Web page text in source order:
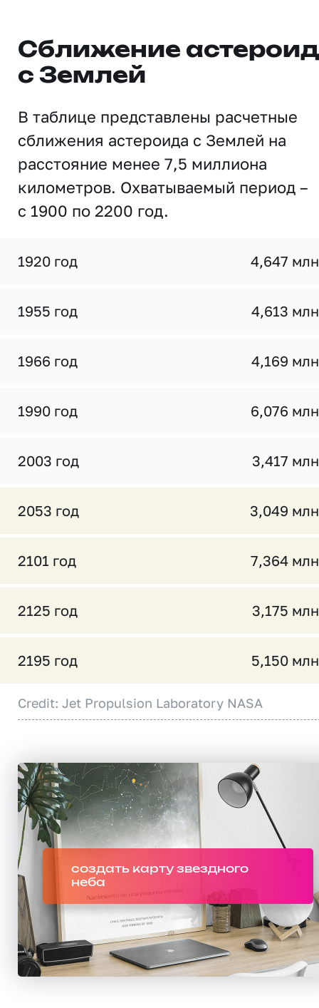
Сближение
с Землей
В таблице представлены расчетные
сближения астероида с Землей на
расстояние менее 7,5 миллиона
километров. Охватываемый период –
с 1900 по 2200 год.
1920 год 4,647
1955 год 4,613
1966 год 4,169
1990 год 6,076
2003 год 3,417
2053 год 3,049
2101 год 7,364
2125 год 3,175
2195 год 5,150
Credit: Jet Propulsion Laboratory NASA
создать карту звездного
неба